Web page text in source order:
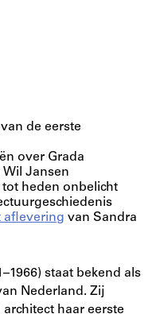
de eerste
over Grada
Wil Jansen
heden onbelicht
aflevering van Sandra
staat bekend als
Nederland. Zij
haar eerste